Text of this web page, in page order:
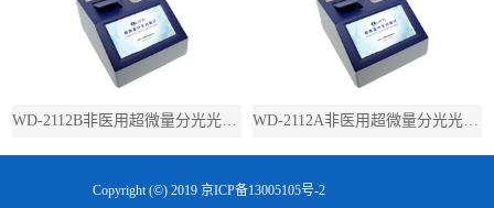
WD-2112B非医用超微量分光光度计（带荧光） WD-2112A非医用超微量分光光度计（不带荧光）
Copyright (©) 2019 京ICP备13005105号-2